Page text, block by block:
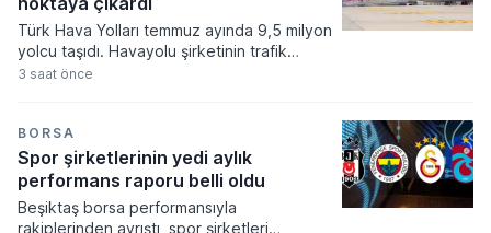
Türk Hava Yolları temmuz ayında 9,5 milyon
yolcu taşıdı. Havayolu şirketinin trafik
sonuçlarına göre arz edilen koltuk
gelişim kaydetti.
3 saat önce
BORSA
Spor şirketlerinin yedi aylık
performans raporu belli oldu
Beşiktaş borsa performansıyla
rakiplerinden ayrıştı, spor şirketleri